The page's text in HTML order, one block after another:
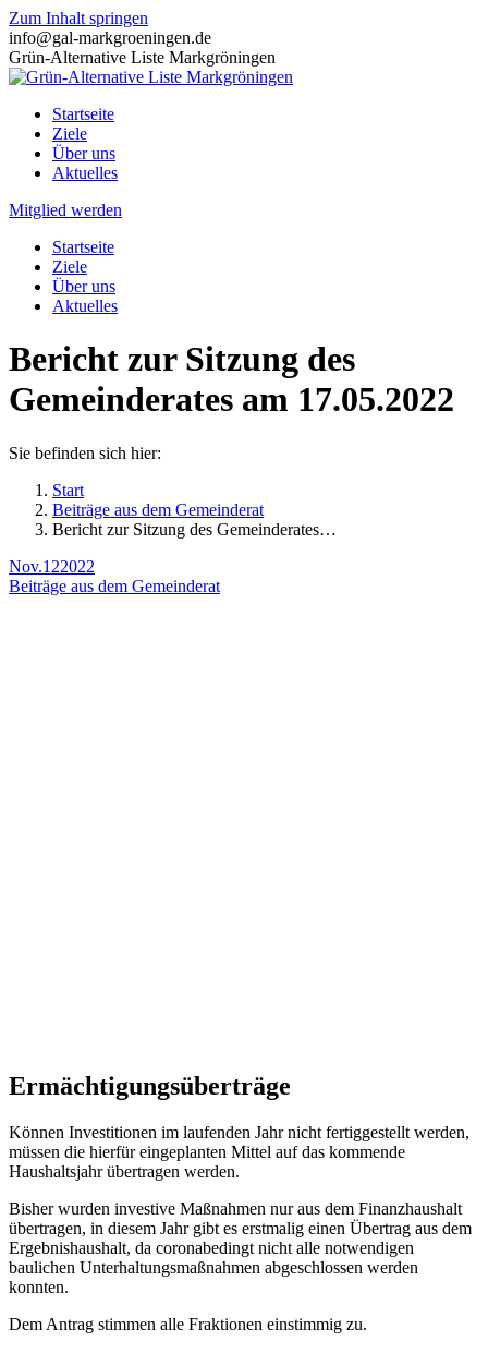
Zum Inhalt springen
info@gal-markgroeningen.de
Grün-Alternative Liste Markgröningen
Startseite
Ziele
Über uns
Aktuelles
Mitglied werden
Startseite
Ziele
Über uns
Aktuelles
Bericht zur Sitzung des
Gemeinderates am 17.05.2022
Sie befinden sich hier:
Start
Beiträge aus dem Gemeinderat
Bericht zur Sitzung des Gemeinderates…
Nov.122022
Beiträge aus dem Gemeinderat
Ermächtigungsüberträge
Können Investitionen im laufenden Jahr nicht fertiggestellt werden,
müssen die hierfür eingeplanten Mittel auf das kommende
Haushaltsjahr übertragen werden.
Bisher wurden investive Maßnahmen nur aus dem Finanzhaushalt
übertragen, in diesem Jahr gibt es erstmalig einen Übertrag aus dem
Ergebnishaushalt, da coronabedingt nicht alle notwendigen
baulichen Unterhaltungsmaßnahmen abgeschlossen werden
konnten.
Dem Antrag stimmen alle Fraktionen einstimmig zu.